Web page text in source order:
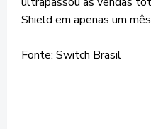
Shield em apenas um
Fonte: Switch Brasil